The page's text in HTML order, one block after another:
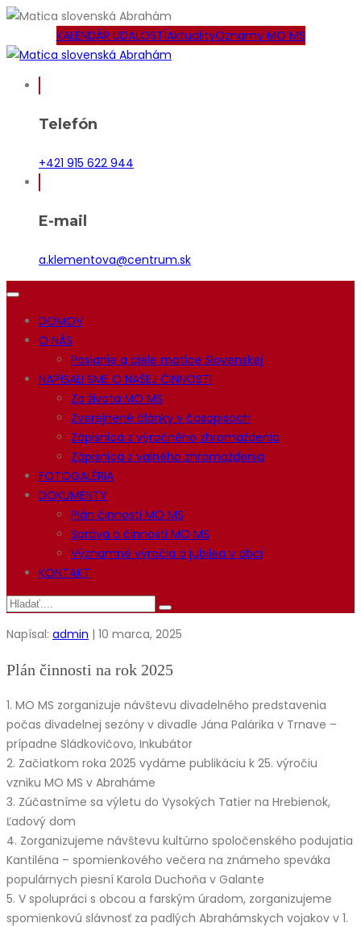
KALENDÁR UDALOSTÍAktualityOznamy MO MS
Telefón
+421 915 622 944
E-mail
a.klementova@centrum.sk
DOMOV
O NÁS
Poslanie a ciele matice Slovenskej
NAPÍSALI SME O NAŠEJ ČINNOSTI
Zo života MO MS
Zverejnené články v časopisoch
Zápisnica z výročného zhromaždenia
Zápisnica z valného zhromaždenia
FOTOGALÉRIA
DOKUMENTY
Plán činnosti MO MS
Správa o činnosti MO MS
Významné výročia a jubilea v obci
KONTAKT
Napísal: admin | 10 marca, 2025
Plán činnosti na rok 2025
1. MO MS zorganizuje návštevu divadelného predstavenia
počas divadelnej sezóny v divadle Jána Palárika v Trnave –
prípadne Sládkovičovo, Inkubátor
2. Začiatkom roka 2025 vydáme publikáciu k 25. výročiu
vzniku MO MS v Abraháme
3. Zúčastníme sa výletu do Vysokých Tatier na Hrebienok,
Ľadový dom
4. Zorganizujeme návštevu kultúrno spoločenského podujatia
Kantiléna – spomienkového večera na známeho speváka
populárnych piesní Karola Duchoňa v Galante
5. V spolupráci s obcou a farským úradom, zorganizujeme
spomienkovú slávnosť za padlých Abrahámskych vojakov v 1.